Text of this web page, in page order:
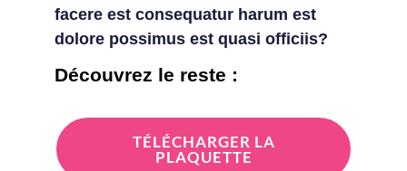
facere est consequatur harum est
dolore possimus est quasi officiis?
Découvrez le reste :
TÉLÉCHARGER LA
PLAQUETTE